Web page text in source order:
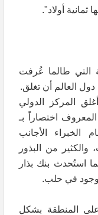
أولاد".
التي طالما عُرفت
دول العالم أن تغلق.
المثال في عام 2012، أغلق المركز الدولي
اختصاراً بـ
الخبراء الأجانب
والكثير من البذور
استُحدث بنك بذار
في حلب.
المنطقة بشكل